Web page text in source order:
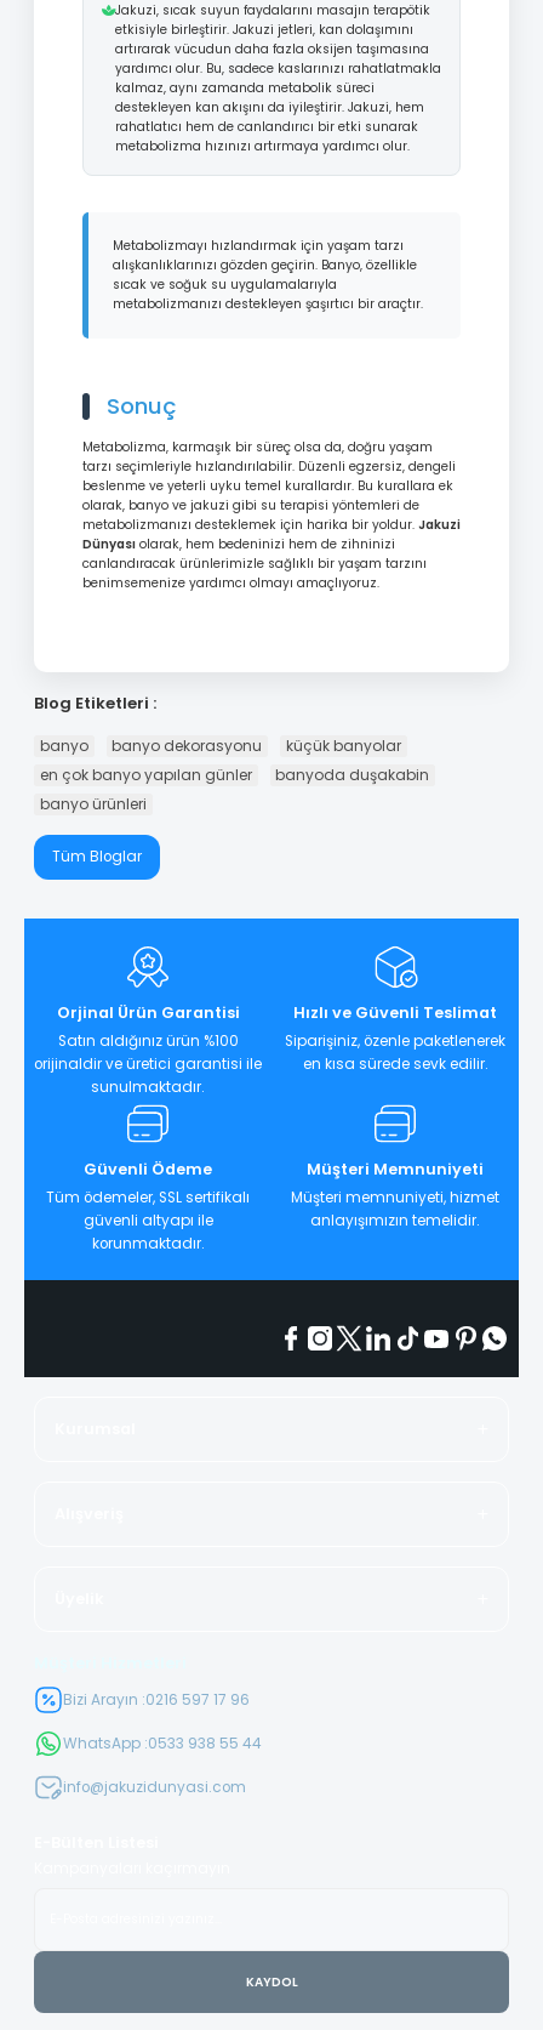
Jakuzi, sıcak suyun faydalarını masajın terapötik
etkisiyle birleştirir. Jakuzi jetleri, kan dolaşımını
artırarak vücudun daha fazla oksijen taşımasına
yardımcı olur. Bu, sadece kaslarınızı rahatlatmakla
kalmaz, aynı zamanda metabolik süreci
destekleyen kan akışını da iyileştirir. Jakuzi, hem
rahatlatıcı hem de canlandırıcı bir etki sunarak
metabolizma hızınızı artırmaya yardımcı olur.
Metabolizmayı hızlandırmak için yaşam tarzı
alışkanlıklarınızı gözden geçirin. Banyo, özellikle
sıcak ve soğuk su uygulamalarıyla
metabolizmanızı destekleyen şaşırtıcı bir araçtır.
Sonuç
Metabolizma, karmaşık bir süreç olsa da, doğru yaşam
tarzı seçimleriyle hızlandırılabilir. Düzenli egzersiz, dengeli
beslenme ve yeterli uyku temel kurallardır. Bu kurallara ek
olarak, banyo ve jakuzi gibi su terapisi yöntemleri de
metabolizmanızı desteklemek için harika bir yoldur. Jakuzi
Dünyası olarak, hem bedeninizi hem de zihninizi
canlandıracak ürünlerimizle sağlıklı bir yaşam tarzını
benimsemenize yardımcı olmayı amaçlıyoruz.
Blog Etiketleri :
banyo banyo dekorasyonu
küçük banyolar
en çok banyo yapılan günler
banyoda duşakabin
banyo ürünleri
Tüm Bloglar
Orjinal Ürün Garantisi
Satın aldığınız ürün %100
orijinaldir ve üretici garantisi ile
sunulmaktadır.
Hızlı ve Güvenli Teslimat
Siparişiniz, özenle paketlenerek
en kısa sürede sevk edilir.
Güvenli Ödeme
Tüm ödemeler, SSL sertifikalı
güvenli altyapı ile
korunmaktadır.
Müşteri Memnuniyeti
Müşteri memnuniyeti, hizmet
anlayışımızın temelidir.
Bizi Arayın :0216 597 17 96
WhatsApp :0533 938 55 44
info@jakuzidunyasi.com
KAYDOL